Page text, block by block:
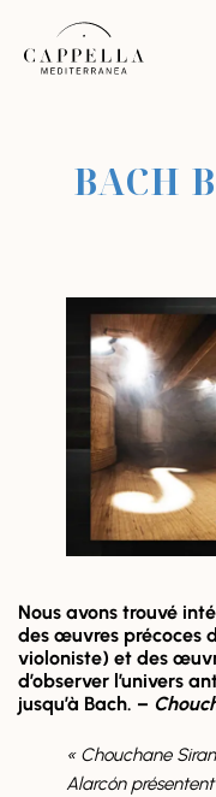
BACH
Nous avons trouvé
des œuvres précoces
violoniste) et des
d’observer l’univers
jusqu’à Bach. –
« Chouchane
Alarcón